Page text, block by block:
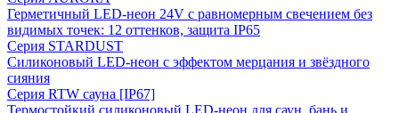
Герметичный LED-неон 24V с равномерным свечением без
видимых точек: 12 оттенков, защита IP65
Серия STARDUST
Силиконовый LED-неон с эффектом мерцания и звёздного
сияния
Серия RTW сауна [IP67]
Термостойкий силиконовый LED-неон для саун, бань и